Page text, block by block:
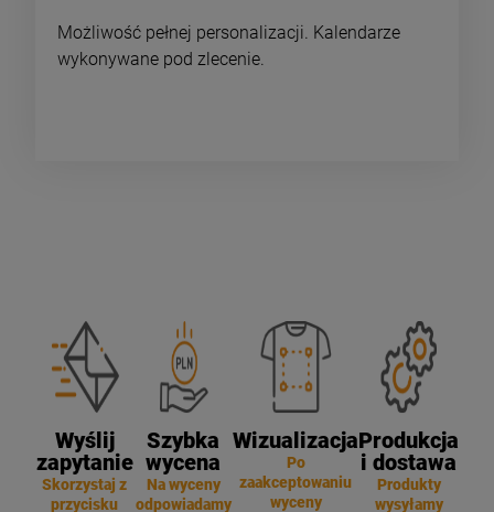
Możliwość pełnej personalizacji. Kalendarze
wykonywane pod zlecenie.
Wyślij
zapytanie
Skorzystaj z
przycisku
Szybka
wycena
Na wyceny
odpowiadamy
Wizualizacja
Po
zaakceptowaniu
wyceny
Produkcja
i dostawa
Produkty
wysyłamy